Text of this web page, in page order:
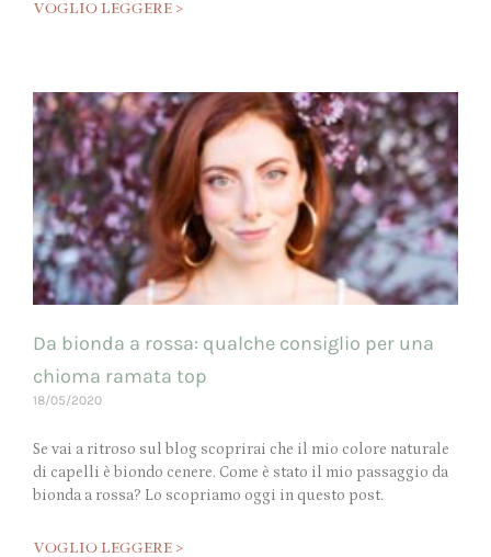
VOGLIO LEGGERE >
Da bionda a rossa: qualche consiglio per una
chioma ramata top
18/05/2020
Se vai a ritroso sul blog scoprirai che il mio colore naturale
di capelli è biondo cenere. Come è stato il mio passaggio da
bionda a rossa? Lo scopriamo oggi in questo post.
VOGLIO LEGGERE >